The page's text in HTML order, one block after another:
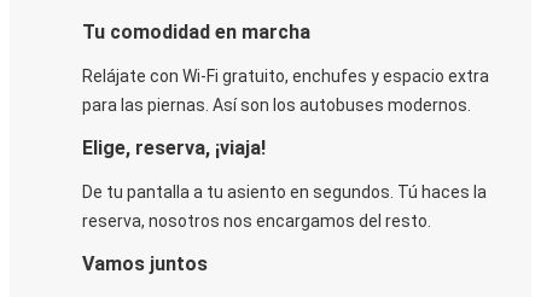
Tu comodidad en marcha
Relájate con Wi-Fi gratuito, enchufes y espacio extra
para las piernas. Así son los autobuses modernos.
Elige, reserva, ¡viaja!
De tu pantalla a tu asiento en segundos. Tú haces la
reserva, nosotros nos encargamos del resto.
Vamos juntos